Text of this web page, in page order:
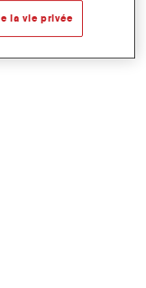
la vie privée